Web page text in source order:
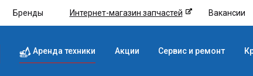
Бренды Интернет-магазин запчастей Вакансии
Аренда техники Акции Сервис и ремонт